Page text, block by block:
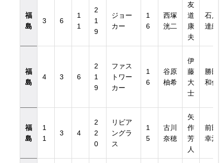
福
島
3 6
1
1
2
1
9
ジョー
カー
1
6
西塚
洸二
友
道
康
夫
石川
達絵
福
島
4 3 6
2
1
9
ファス
トワー
カー
1
6
谷原
柚希
伊
藤
大
士
勝田
和信
福
島
1
1
3 4
2
2
0
リビア
ングラ
ス
1
5
古川
奈穂
矢
作
芳
人
前田
幸治